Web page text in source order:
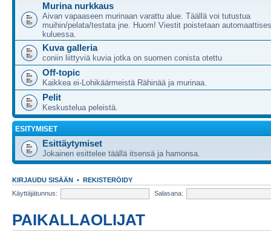
Murina nurkkaus
Aivan vapaaseen murinaan varattu alue. Täällä voi tutustua
muihin/pelata/testata jne. Huom! Viestit poistetaan
kuluessa.
Kuva galleria
coniin liittyviä kuvia jotka on suomen conista otettu
Off-topic
Kaikkea ei-Lohikäärmeistä Rähinää ja murinaa.
Pelit
Keskustelua peleistä.
ESITYMISET
Esittäytymiset
Jokainen esittelee täällä itsensä ja hamonsa.
KIRJAUDU SISÄÄN • REKISTERÖIDY
Käyttäjätunnus:
Salasana:
PAIKALLAOLIJAT